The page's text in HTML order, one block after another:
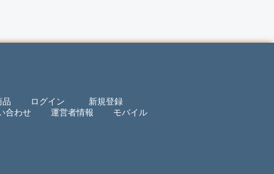
品 ログイン
新規登録
合わせ
運営者情報 モバイル